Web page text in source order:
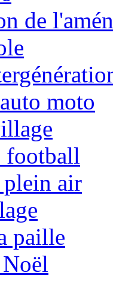
de
moto
football
plein air
paille